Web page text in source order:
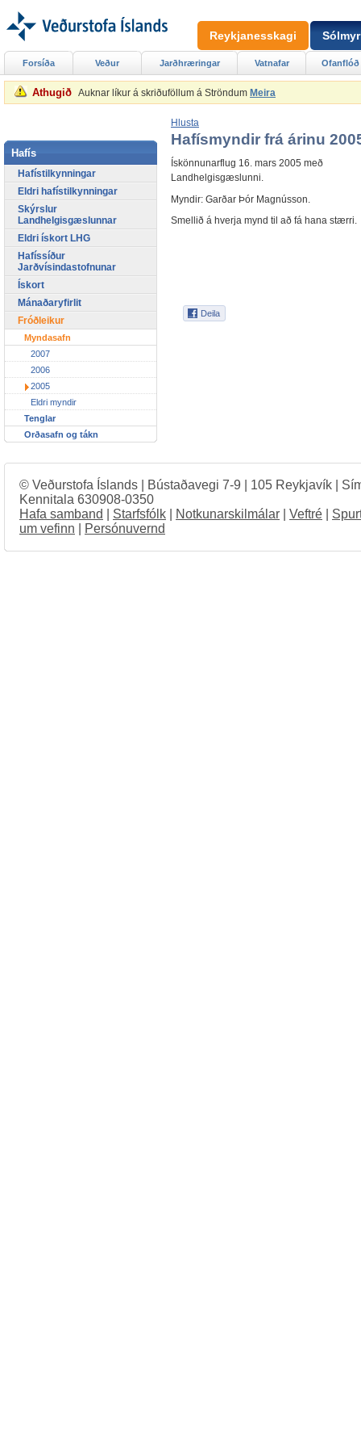
Athugið Auknar líkur á skriðuföllum á Ströndum Meira
Hlusta
Hafísmyndir frá árinu
Ískönnunarflug 16. mars 2005 með
Landhelgisgæslunni.
Myndir: Garðar Þór Magnússon.
Smellið á hverja mynd til að fá hana stærri.
Forsíða Veður Jarðhræringar Vatnafar Ofanflóð
Hafís
Hafístilkynningar
Eldri hafístilkynningar
Skýrslur
Landhelgisgæslunnar
Eldri ískort LHG
Hafíssíður
Jarðvísindastofnunar
Ískort
Mánaðaryfirlit
Fróðleikur
Myndasafn
2007
2006
2005
Eldri myndir
Tenglar
Orðasafn og tákn
Reykjanesskagi
© Veðurstofa Íslands | Bústaðavegi 7-9 | 105 Reykjavík |
Kennitala 630908-0350
Hafa samband
Starfsfólk Notkunarskilmálar Veftré
um vefinn
Persónuvernd